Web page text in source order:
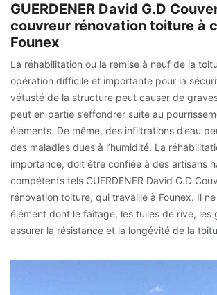
GUERDENER David G.D
couvreur rénovation toiture à
Founex
La réhabilitation ou la remise à neuf de la
opération difficile et importante pour la
vétusté de la structure peut causer de
peut en partie s’effondrer suite au
éléments. De même, des infiltrations d’eau
des maladies dues à l’humidité. La
importance, doit être confiée à des artisans
compétents tels GUERDENER David G.D
rénovation toiture, qui travaille à Founex. Il
élément dont le faîtage, les tuiles de rive, les
assurer la résistance et la longévité de la